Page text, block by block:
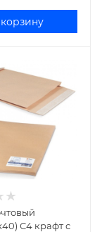
С4 крафт с